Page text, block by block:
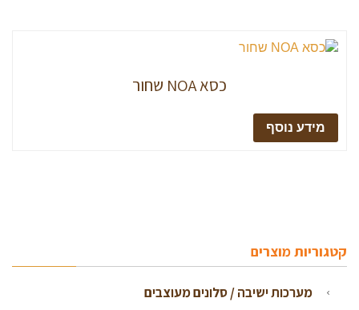
כסא NOA שחור
מידע נוסף
קטגוריות מוצרים
מערכות ישיבה / סלונים מעוצבים